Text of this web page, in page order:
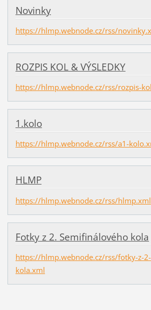
Novinky
https://hlmp.webnode.cz/rss/
ROZPIS KOL & VÝSLEDKY
https://hlmp.webnode.cz/rss/rozpis-
1.kolo
https://hlmp.webnode.cz/rss/a1-
HLMP
https://hlmp.webnode.cz/rss/hlmp.xml
Fotky z 2. Semifinálového kola
https://hlmp.webnode.cz/rss/fotky-z-
kola.xml